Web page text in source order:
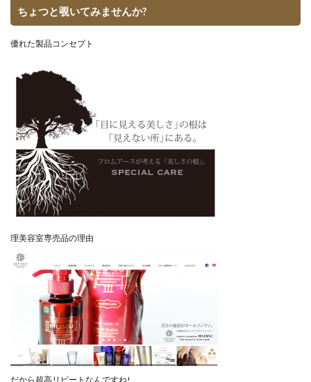
ちょつと覗いてみませんか?
優れた製品コンセプト
理美容室専売品の理由
だから超高リピートなんですね!